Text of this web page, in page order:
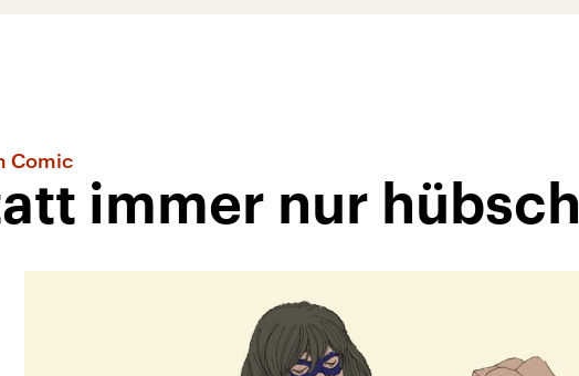
Comic
immer nur hübsch